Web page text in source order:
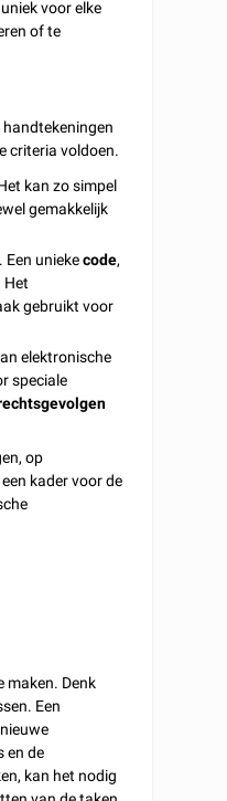
voor elke
of te
criteria voldoen.
kan zo simpel
gemakkelijk
Een uniekecode,
Het
gebruikt voor
elektronische
speciale
op
kader voor de
maken. Denk
Een
en de
kan het nodig